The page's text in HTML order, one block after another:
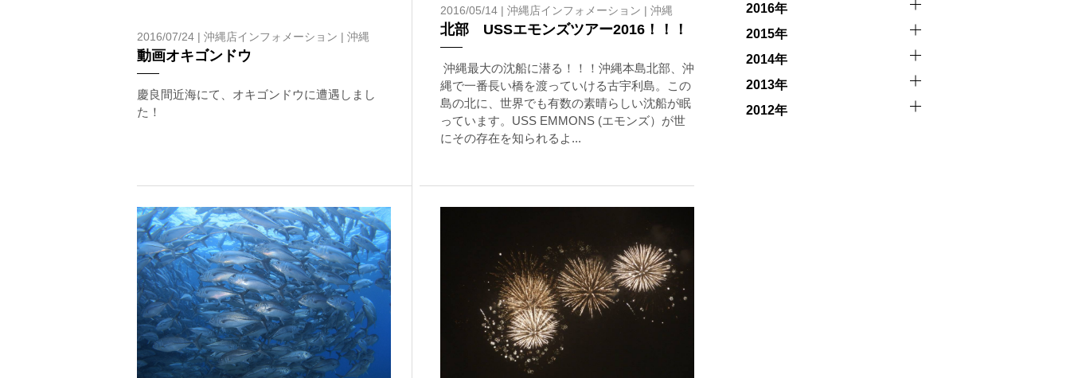
2016/07/24 | 沖縄店インフォメーション | 沖縄
動画オキゴンドウ
慶良間近海にて、オキゴンドウに遭遇しまし
た！
2016/05/14 | 沖縄店インフォメーション | 沖縄
北部 USSエモンズツアー2016！！！
沖縄最大の沈船に潜る！！！沖縄本島北部、沖
縄で一番長い橋を渡っていける古宇利島。この
島の北に、世界でも有数の素晴らしい沈船が眠
っています。USS EMMONS (エモンズ）が世
にその存在を知られるよ...
2016年
2015年
2014年
2013年
2012年
閉じる